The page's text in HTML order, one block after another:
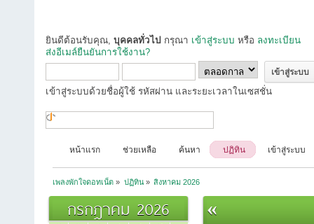
ยินดีต้อนรับคุณ, บุคคลทั่วไป กรุณา เข้าสู่ระบบ หรือ ลงทะเบียน
ส่งอีเมล์ยืนยันการใช้งาน?
เข้าสู่ระบบด้วยชื่อผู้ใช้ รหัสผ่าน และระยะเวลาในเซสชั่น
หน้าแรก ช่วยเหลือ ค้นหา ปฏิทิน เข้าสู่ระบบ
เพลงพักใจดอทเน็ต » ปฏิทิน» สิงหาคม 2026
กรกฎาคม 2026 «